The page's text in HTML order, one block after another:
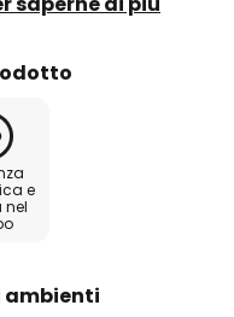
negli spazi abitativi
LED offre una
di grandi
rimane molto
e
nel
ambienti